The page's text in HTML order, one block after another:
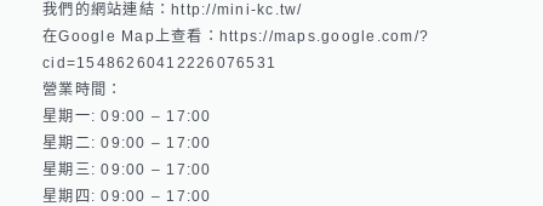
我們的網站連結：http://mini-kc.tw/
在Google Map上查看：https://maps.google.com/?
cid=15486260412226076531
營業時間：
星期一: 09:00 – 17:00
星期二: 09:00 – 17:00
星期三: 09:00 – 17:00
星期四: 09:00 – 17:00